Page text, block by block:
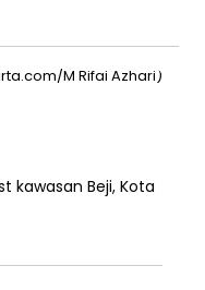
kawasan Beji, Kota